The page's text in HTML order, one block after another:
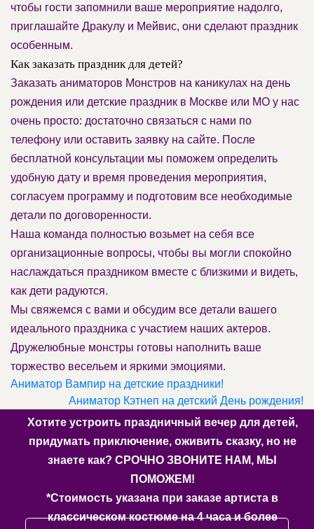
чтобы гости запомнили ваше мероприятие надолго,
приглашайте Дракулу и Мейвис, они сделают праздник
особенным.
Как заказать праздник для детей?
Заказать аниматоров Монстров на каникулах на день
рождения или детские праздник в Москве или МО у нас
очень просто: достаточно связаться с нами по
телефону или оставить заявку на сайте. После
бесплатной консультации мы поможем определить
удобную дату и время проведения мероприятия,
согласуем программу и подготовим все необходимые
детали по договоренности.
Наша команда полностью возьмет на себя все
организационные вопросы, чтобы вы могли спокойно
наслаждаться праздником вместе с близкими и видеть,
как дети радуются.
Мы свяжемся с вами и обсудим все детали вашего
идеального праздника с участием наших актеров.
Дружелюбные монстры готовы наполнить ваше
торжество весельем и яркими эмоциями.
Аниматор Вампир на детские праздники!
Аниматор Кэтнеп на детский День рождения!
Хотите устроить праздничный вечер для детей,
придумать приключение, оживить сказку, но не
знаете как? СРОЧНО ЗВОНИТЕ НАМ, МЫ
ПОМОЖЕМ!
*Стоимость указана при заказе артиста в
классическом костюме на 4 часа и более